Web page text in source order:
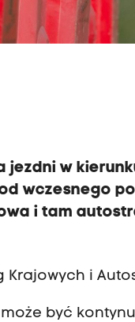
jezdni w
wczesnego
i tam
Krajowych i
być